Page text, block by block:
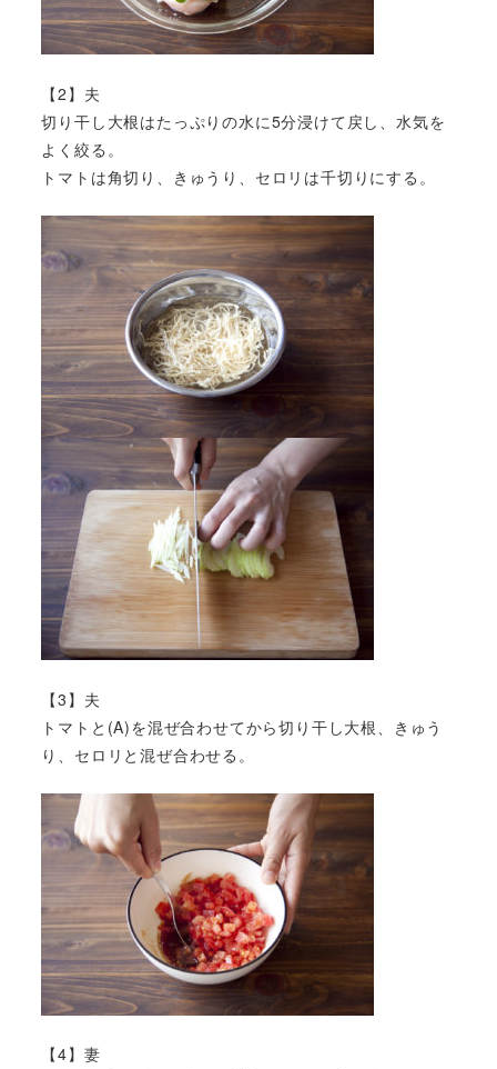
【2】夫
切り干し大根はたっぷりの水に5分浸けて戻し、水気を
よく絞る。
トマトは角切り、きゅうり、セロリは千切りにする。
【3】夫
トマトと(A)を混ぜ合わせてから切り干し大根、きゅう
り、セロリと混ぜ合わせる。
【4】妻